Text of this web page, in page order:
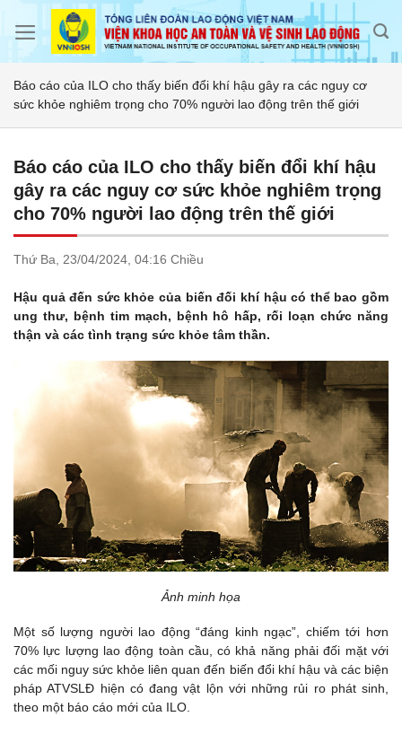
Báo cáo của ILO cho thấy biến đổi khí hậu gây ra các nguy cơ
sức khỏe nghiêm trọng cho 70% người lao động trên thế giới
Báo cáo của ILO cho thấy biến đổi khí hậu
gây ra các nguy cơ sức khỏe nghiêm trọng
cho 70% người lao động trên thế giới
Thứ Ba, 23/04/2024, 04:16 Chiều
Hậu quả đến sức khỏe của biến đối khí hậu có thể bao gồm
ung thư, bệnh tim mạch, bệnh hô hấp, rối loạn chức năng
thận và các tình trạng sức khỏe tâm thần.
Ảnh minh họa
Một số lượng người lao động “đáng kinh ngạc”, chiếm tới hơn
70% lực lượng lao động toàn cầu, có khả năng phải đối mặt với
các mối nguy sức khỏe liên quan đến biến đổi khí hậu và các biện
pháp ATVSLĐ hiện có đang vật lộn với những rủi ro phát sinh,
theo một báo cáo mới của ILO.